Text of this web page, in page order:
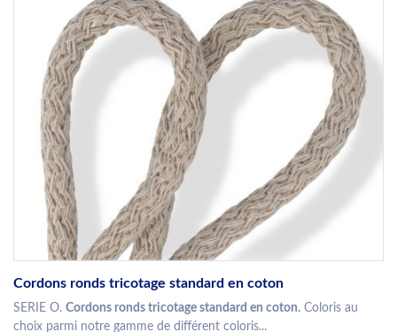
Cordons ronds tricotage standard en coton
SERIE O. Cordons ronds tricotage standard en coton. Coloris au
choix parmi notre gamme de différent coloris...